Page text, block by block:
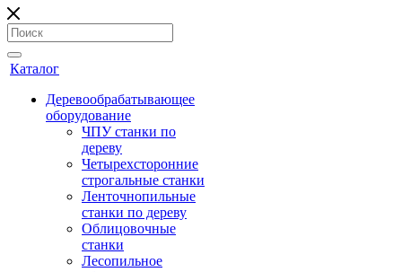
Каталог
Деревообрабатывающее
оборудование
ЧПУ станки по
дереву
Четырехсторонние
строгальные станки
Ленточнопильные
станки по дереву
Облицовочные
станки
Лесопильное